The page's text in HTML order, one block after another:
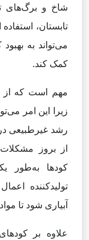
شاخ و برگ‌های
تابستان،
می‌تواند به
کمک کند.
مهم است که از
زیرا این امر
رشد غیرطبیعی
از بروز
کودها به‌طور
تولیدکننده
آبیاری شود تا
علاوه بر